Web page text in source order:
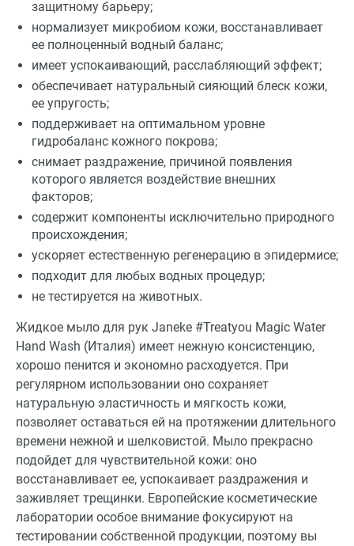
защитному барьеру;
нормализует микробиом кожи, восстанавливает
ее полноценный водный баланс;
имеет успокаивающий, расслабляющий эффект;
обеспечивает натуральный сияющий блеск кожи,
ее упругость;
поддерживает на оптимальном уровне
гидробаланс кожного покрова;
снимает раздражение, причиной появления
которого является воздействие внешних
факторов;
содержит компоненты исключительно природного
происхождения;
ускоряет естественную регенерацию в эпидермисе;
подходит для любых водных процедур;
не тестируется на животных.
Жидкое мыло для рук Janeke #Treatyou Magic Water
Hand Wash (Италия) имеет нежную консистенцию,
хорошо пенится и экономно расходуется. При
регулярном использовании оно сохраняет
натуральную эластичность и мягкость кожи,
позволяет оставаться ей на протяжении длительного
времени нежной и шелковистой. Мыло прекрасно
подойдет для чувствительной кожи: оно
восстанавливает ее, успокаивает раздражения и
заживляет трещинки. Европейские косметические
лаборатории особое внимание фокусируют на
тестировании собственной продукции, поэтому вы